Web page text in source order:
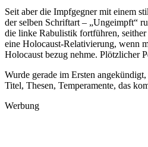
Seit aber die Impfgegner mit einem
der selben Schriftart – „Ungeimpft“
die linke Rabulistik fortführen,
eine Holocaust-Relativierung, wenn
Holocaust bezug nehme. Plötzlicher
Wurde gerade im Ersten
Titel, Thesen, Temperamente, das
Werbung